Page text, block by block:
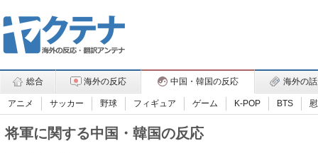
総合 海外の反応 中国・韓国の反応 海外の
アニメ サッカー 野球 フィギュア ゲーム K-POP BTS
将軍に関する中国・韓国の反応